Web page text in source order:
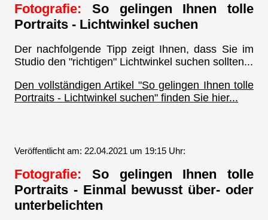
Fotografie: So gelingen Ihnen tolle
Portraits - Lichtwinkel suchen
Der nachfolgende Tipp zeigt Ihnen, dass Sie im
Studio den "richtigen" Lichtwinkel suchen sollten...
Den vollständigen Artikel "So gelingen Ihnen tolle
Portraits - Lichtwinkel suchen" finden Sie hier...
Veröffentlicht am: 22.04.2021 um 19:15 Uhr:
Fotografie: So gelingen Ihnen tolle
Portraits - Einmal bewusst über- oder
unterbelichten